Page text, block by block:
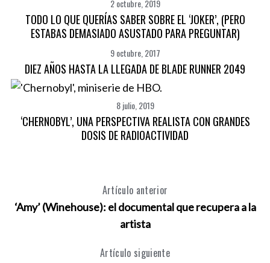
2 octubre, 2019
TODO LO QUE QUERÍAS SABER SOBRE EL ‘JOKER’, (PERO
ESTABAS DEMASIADO ASUSTADO PARA PREGUNTAR)
9 octubre, 2017
DIEZ AÑOS HASTA LA LLEGADA DE BLADE RUNNER 2049
8 julio, 2019
‘CHERNOBYL’, UNA PERSPECTIVA REALISTA CON GRANDES
DOSIS DE RADIOACTIVIDAD
Artículo anterior
‘Amy’ (Winehouse): el documental que recupera a la
artista
Artículo siguiente